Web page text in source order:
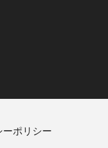
ーポリシー